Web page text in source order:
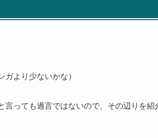
ガより少ないかな）
っても過言ではないので、その辺りを紹